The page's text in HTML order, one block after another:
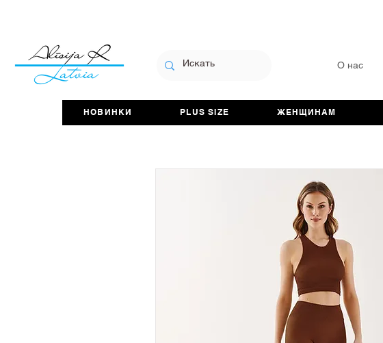
О нас
НОВИНКИ PLUS SIZE ЖЕНЩИНАМ